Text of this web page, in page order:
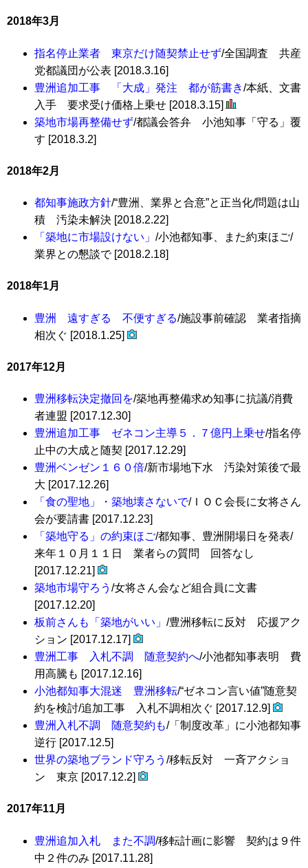
2018年3月
指名停止業者 東京だけ随契禁止せず/全国調査 共産
党都議団が公表 [2018.3.16]
豊洲追加工事 「大成」発注 都が筋書き/本紙、文書
入手 要求受け価格上乗せ [2018.3.15]
築地市場再整備せず/都議会答弁 小池知事「守る」覆
す [2018.3.2]
2018年2月
都知事施政方針/“豊洲、業界と合意”と正当化/問題は山
積 汚染未解決 [2018.2.22]
「築地に市場設けない」 /小池都知事、また約束ほご/
業界との懇談で [2018.2.18]
2018年1月
豊洲 遠すぎる 不便すぎる/施設事前確認 業者指摘
相次ぐ [2018.1.25]
2017年12月
豊洲移転決定撤回を/築地再整備求め知事に抗議/消費
者連盟 [2017.12.30]
豊洲追加工事 ゼネコン主導５．７億円上乗せ/指名停
止中の大成と随契 [2017.12.29]
豊洲ベンゼン１６０倍/新市場地下水 汚染対策後で最
大 [2017.12.26]
「食の聖地」・築地壊さないで/ＩＯＣ会長に女将さん
会が要請書 [2017.12.23]
「築地守る」の約束ほご/都知事、豊洲開場日を発表/
来年１０月１１日 業者らの質問 回答なし
[2017.12.21]
築地市場守ろう /女将さん会など組合員に文書
[2017.12.20]
板前さんも「築地がいい」 /豊洲移転に反対 応援アク
ション [2017.12.17]
豊洲工事 入札不調 随意契約へ/小池都知事表明 費
用高騰も [2017.12.16]
小池都知事大混迷 豊洲移転/“ゼネコン言い値”随意契
約を検討/追加工事 入札不調相次ぐ [2017.12.9]
豊洲入札不調 随意契約も/「制度改革」に小池都知事
逆行 [2017.12.5]
世界の築地ブランド守ろう /移転反対 一斉アクショ
ン 東京 [2017.12.2]
2017年11月
豊洲追加入札 また不調/移転計画に影響 契約は９件
中２件のみ [2017.11.28]